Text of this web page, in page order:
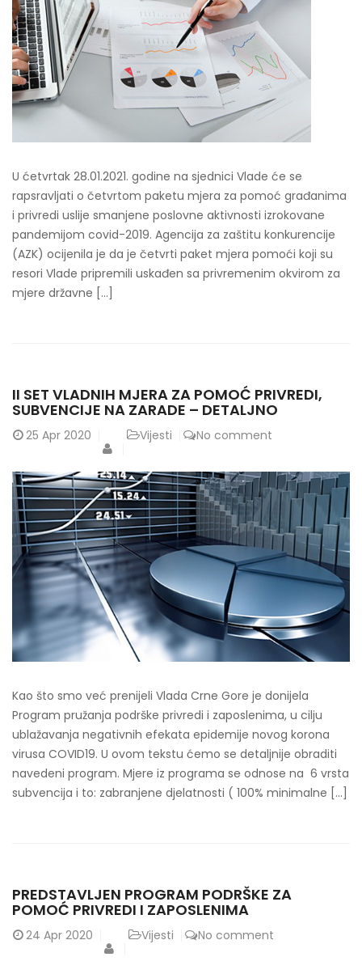
U ćetvrtak 28.01.2021. godine na sjednici Vlade će se
rapsravljati o četvrtom paketu mjera za pomoć građanima
i privredi uslije smanjene poslovne aktivnosti izrokovane
pandemijom covid-2019. Agencija za zaštitu konkurencije
(AZK) ocijenila je da je četvrti paket mjera pomoći koji su
resori Vlade pripremili uskađen sa privremenim okvirom za
mjere državne […]
II SET VLADNIH MJERA ZA POMOĆ PRIVREDI,
SUBVENCIJE NA ZARADE – DETALJNO
25 Apr 2020 Vijesti No comment
Kao što smo već prenijeli Vlada Crne Gore je donijela
Program pružanja podrške privredi i zaposlenima, u cilju
ublažavanja negativnih efekata epidemije novog korona
virusa COVID19. U ovom tekstu ćemo se detaljnije obraditi
navedeni program. Mjere iz programa se odnose na 6 vrsta
subvencija i to: zabranjene djelatnosti ( 100% minimalne […]
PREDSTAVLJEN PROGRAM PODRŠKE ZA
POMOĆ PRIVREDI I ZAPOSLENIMA
24 Apr 2020 Vijesti No comment